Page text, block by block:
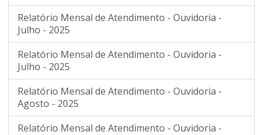
Relatório Mensal de Atendimento - Ouvidoria -
Julho - 2025
Relatório Mensal de Atendimento - Ouvidoria -
Julho - 2025
Relatório Mensal de Atendimento - Ouvidoria -
Agosto - 2025
Relatório Mensal de Atendimento - Ouvidoria -